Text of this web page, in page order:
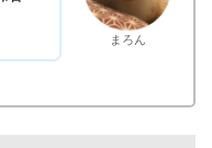
まろん